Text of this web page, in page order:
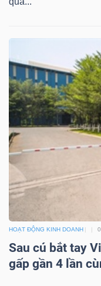
HOẠT ĐỘNG KINH DOANH
Sau cú bắt tay
gấp gần 4 lần